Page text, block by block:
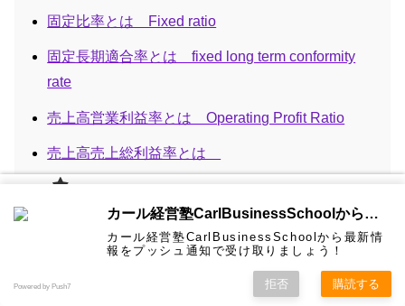
固定比率とは Fixed ratio
固定長期適合率とは fixed long term conformity
rate
売上高営業利益率とは Operating Profit Ratio
売上高売上総利益率とは
売上高経常利益率とは ordinary profit ratio
当座比率とは Quick assets ratio
投下資本利益率（ROI）とは Return on investment
投資銀行（Investment Bank)＆証券化
ばれまし
コンサル
ティング
経営学用
語集
認定コン
サルタン
無料メル
マガ！
★カール
経営塾動
お問い合
わせ
★熱海風
水＆グリ
プライバ
カール経営塾CarlBusinessSchoolから通知を受け取る
カール経営塾CarlBusinessSchoolから最新情
報をプッシュ通知で受け取りましょう！
Powered by Push7 拒否 購読する